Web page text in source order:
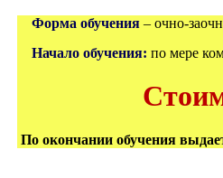
Форма обучения – очно-
Начало обучения: по мере
По окончании обучения